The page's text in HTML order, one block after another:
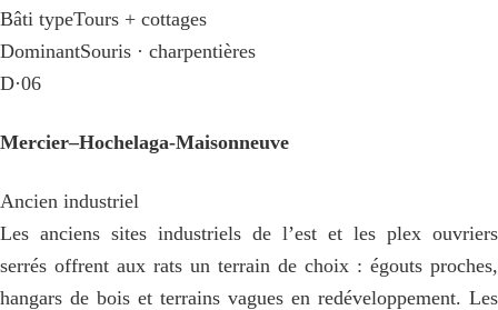
Bâti typeTours + cottages
DominantSouris · charpentières
D·06
Mercier–Hochelaga-Maisonneuve
Ancien industriel
Les anciens sites industriels de l’est et les plex ouvriers
serrés offrent aux rats un terrain de choix : égouts proches,
hangars de bois et terrains vagues en redéveloppement. Les